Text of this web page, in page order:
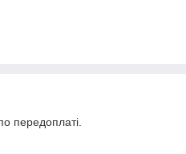
передоплаті.